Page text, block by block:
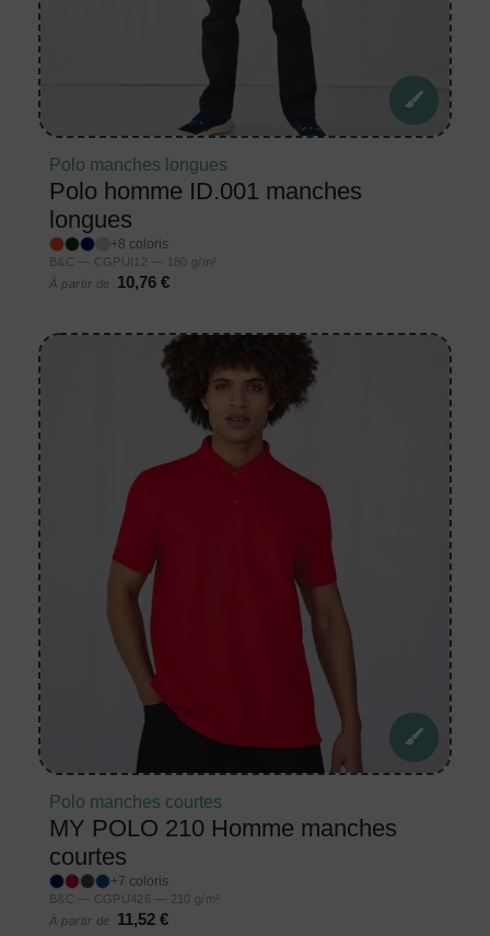
Polo manches longues
Polo homme ID.001 manches
longues
+8 coloris
B&C — CGPUI12 — 180 g/m²
À partir de
10,76 €
Polo manches courtes
MY POLO 210 Homme manches
courtes
+7 coloris
B&C — CGPU426 — 210 g/m²
À partir de
11,52 €